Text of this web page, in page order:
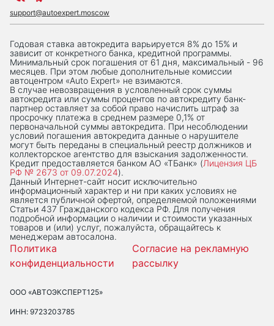
support@autoexpert.moscow
Годовая ставка автокредита варьируется 8% до 15% и
зависит от конкретного банка, кредитной программы.
Минимальный срок погашения от 61 дня, максимальный - 96
месяцев. При этом любые дополнительные комиссии
автоцентром «Auto Expert» не взимаются.
В случае невозвращения в условленный срок суммы
автокредита или суммы процентов по автокредиту банк-
партнер оставляет за собой право начислить штраф за
просрочку платежа в среднем размере 0,1% от
первоначальной суммы автокредита. При несоблюдении
условий погашения автокредита данные о нарушителе
могут быть переданы в специальный реестр должников и
коллекторское агентство для взыскания задолженности.
Кредит предоставляется банком АО «ТБанк» (Лицензия ЦБ
РФ № 2673 от 09.07.2024).
Данный Интернет-сaйт носит исключительно
информационный характер и ни при каких условиях не
является публичной офертой, определяемой положениями
Статьи 437 Гражданского кодекса РФ. Для получения
подробной информации о наличии и стоимости указанных
товаров и (или) услуг, пожалуйста, обращайтесь к
менеджерам автосалона.
Политика
конфиденциальности
Согласие на рекламную
рассылку
ООО «АВТОЭКСПЕРТ125»
ИНН: 9723203785